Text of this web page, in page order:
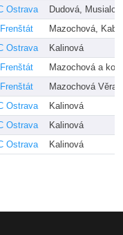
Ostrava
Dudová,
Mazochová,
Ostrava
Kalinová
Mazochová a kol.
Mazochová Věra
Ostrava
Kalinová
Ostrava
Kalinová
Ostrava Kalinová